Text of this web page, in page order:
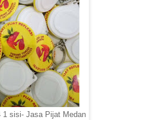
1 sisi- Jasa Pijat Medan